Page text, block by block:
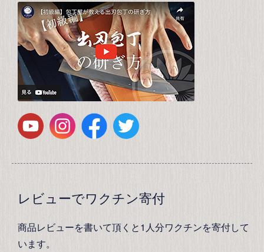
レビューでワクチン寄付
商品レビューを書いて頂くと1人分ワクチンを寄付して
います。